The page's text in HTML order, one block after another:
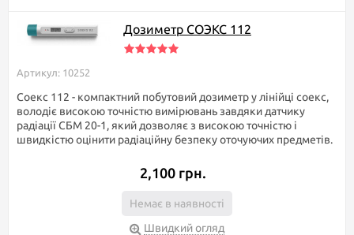
Дозиметр СОЭКС 112
Артикул: 10252
Соекс 112 - компактний побутовий дозиметр у лінійці соекс,
володіє високою точністю вимірювань завдяки датчику
радіації СБМ 20-1, який дозволяє з високою точністю і
швидкістю оцінити радіаційну безпеку оточуючих предметів.
2,100 грн.
Немає в наявності
Швидкий огляд